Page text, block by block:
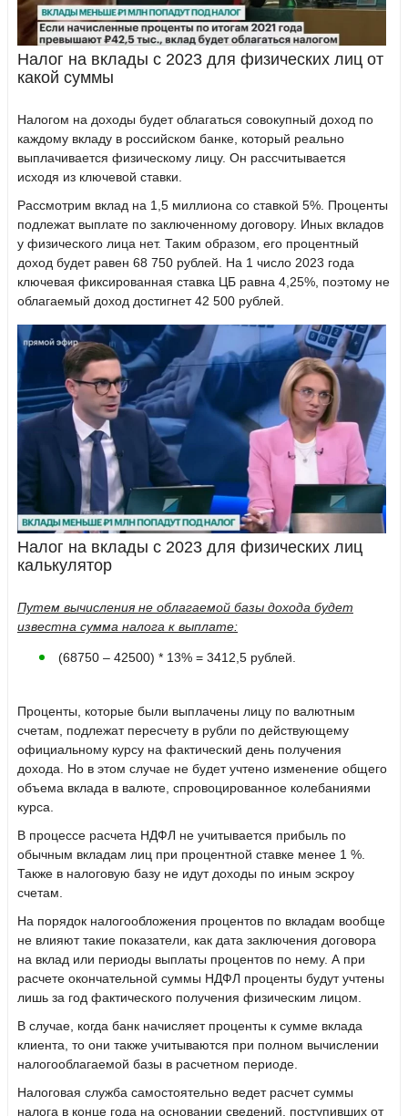
Налог на вклады с 2023 для физических лиц от
какой суммы
Налогом на доходы будет облагаться совокупный доход по
каждому вкладу в российском банке, который реально
выплачивается физическому лицу. Он рассчитывается
исходя из ключевой ставки.
Рассмотрим вклад на 1,5 миллиона со ставкой 5%. Проценты
подлежат выплате по заключенному договору. Иных вкладов
у физического лица нет. Таким образом, его процентный
доход будет равен 68 750 рублей. На 1 число 2023 года
ключевая фиксированная ставка ЦБ равна 4,25%, поэтому не
облагаемый доход достигнет 42 500 рублей.
Налог на вклады с 2023 для физических лиц
калькулятор
Путем вычисления не облагаемой базы дохода будет
известна сумма налога к выплате:
(68750 – 42500) * 13% = 3412,5 рублей.
Проценты, которые были выплачены лицу по валютным
счетам, подлежат пересчету в рубли по действующему
официальному курсу на фактический день получения
дохода. Но в этом случае не будет учтено изменение общего
объема вклада в валюте, спровоцированное колебаниями
курса.
В процессе расчета НДФЛ не учитывается прибыль по
обычным вкладам лиц при процентной ставке менее 1 %.
Также в налоговую базу не идут доходы по иным эскроу
счетам.
На порядок налогообложения процентов по вкладам вообще
не влияют такие показатели, как дата заключения договора
на вклад или периоды выплаты процентов по нему. А при
расчете окончательной суммы НДФЛ проценты будут учтены
лишь за год фактического получения физическим лицом.
В случае, когда банк начисляет проценты к сумме вклада
клиента, то они также учитываются при полном вычислении
налогооблагаемой базы в расчетном периоде.
Налоговая служба самостоятельно ведет расчет суммы
налога в конце года на основании сведений, поступивших от